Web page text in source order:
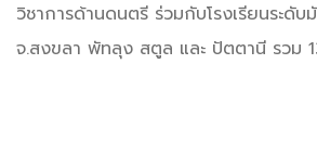
วิชาการด้านดนตรี ร่วมกับโรงเรียนระดั
จ.สงขลา พัทลุง สตูล และ ปัตตานี รวม